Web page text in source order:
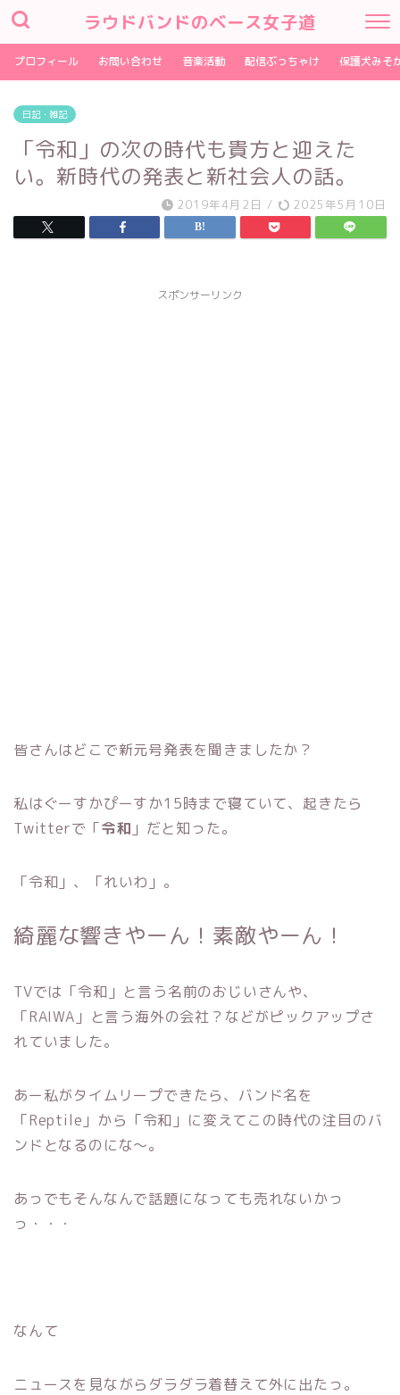
ラウドバンドのベース女子道
プロフィール お問い合わせ 音楽活動 配信ぶっちゃけ 保護犬みそ
日記・雑記
「令和」の次の時代も貴方と迎えた
い。新時代の発表と新社会人の話。
2019年4月2日 / 2025年5月10日
スポンサーリンク
皆さんはどこで新元号発表を聞きましたか？
私はぐーすかぴーすか15時まで寝ていて、起きたら
Twitterで「令和 」だと知った。
「令和」、「れいわ」。
綺麗な響きやーん！素敵やーん！
TVでは「令和」と言う名前のおじいさんや、
「RAIWA」と言う海外の会社？などがピックアップさ
れていました。
あー私がタイムリープできたら、バンド名を
「Reptile」から「令和」に変えてこの時代の注目のバ
ンドとなるのにな〜。
あっでもそんなんで話題になっても売れないかっ
っ・・・
なんて
ニュースを見ながらダラダラ着替えて外に出たっ。